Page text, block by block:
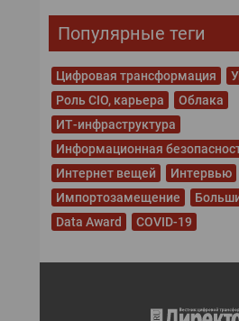
Популярные теги
Цифровая трансформация
Роль CIO, карьера
Облака
ИТ-инфраструктура
Информационная
Интернет вещей
Интервью
Импортозамещение
Data Award
COVID-19